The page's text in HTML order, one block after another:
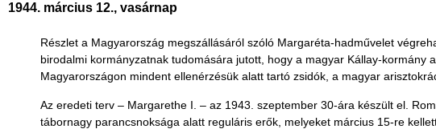
1944. március 12., vasárnap
Részlet a Magyarország megszállásáról szóló Margaréta-hadművelet
birodalmi kormányzatnak tudomására jutott, hogy a magyar Kállay-
Magyarországon mindent ellenérzésük alatt tartó zsidók, a magyar
Az eredeti terv – Margarethe I. – az 1943. szeptember 30-ára készült el.
tábornagy parancsnoksága alatt reguláris erők, melyeket március 15-re